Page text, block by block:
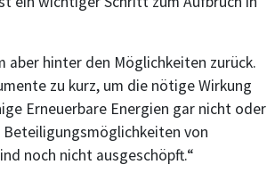
aber hinter den Möglichkeiten zurück.
zu kurz, um die nötige Wirkung
Erneuerbare Energien gar nicht oder
von
noch nicht ausgeschöpft.“